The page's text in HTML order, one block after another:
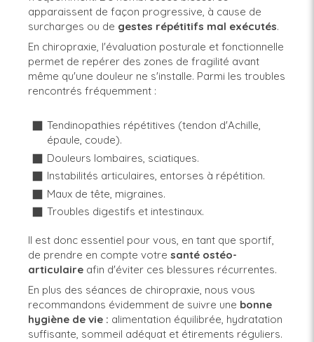
apparaissent de façon progressive, à cause de
surcharges ou de gestes répétitifs mal exécutés.
En chiropraxie, l'évaluation posturale et fonctionnelle
permet de repérer des zones de fragilité avant
même qu'une douleur ne s'installe. Parmi les troubles
rencontrés fréquemment :
Tendinopathies répétitives (tendon d'Achille,
épaule, coude).
Douleurs lombaires, sciatiques.
Instabilités articulaires, entorses à répétition.
Maux de tête, migraines.
Troubles digestifs et intestinaux.
Il est donc essentiel pour vous, en tant que sportif,
de prendre en compte votre santé ostéo-
articulaire afin d'éviter ces blessures récurrentes.
En plus des séances de chiropraxie, nous vous
recommandons évidemment de suivre une bonne
hygiène de vie : alimentation équilibrée, hydratation
suffisante, sommeil adéquat et étirements réguliers.